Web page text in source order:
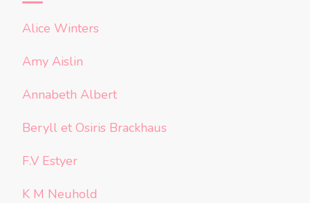
Alice Winters
Amy Aislin
Annabeth Albert
Beryll et Osiris Brackhaus
F.V Estyer
K M Neuhold